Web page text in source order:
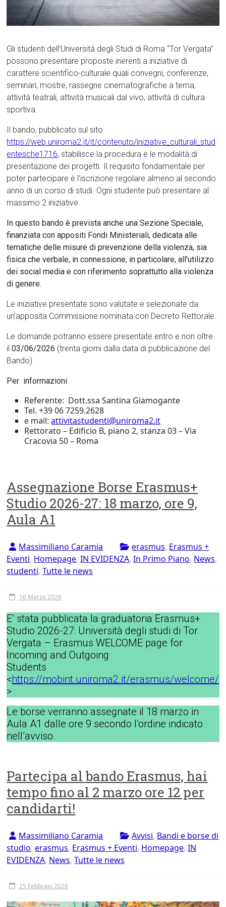
Gli studenti dell’Università degli Studi di Roma “Tor Vergata”
possono presentare proposte inerenti a iniziative di
carattere scientifico-culturale quali convegni, conferenze,
seminari, mostre, rassegne cinematografiche a tema,
attività teatrali, attività musicali dal vivo, attività di cultura
sportiva.
Il bando, pubblicato sul sito
https://web.uniroma2.it/it/contenuto/iniziative_culturali_stud
entesche1716, stabilisce la procedura e le modalità di
presentazione dei progetti. Il requisito fondamentale per
poter partecipare è l’iscrizione regolare almeno al secondo
anno di un corso di studi. Ogni studente può presentare al
massimo 2 iniziative.
In questo bando è prevista anche una Sezione Speciale,
finanziata con appositi Fondi Ministeriali, dedicata alle
tematiche delle misure di prevenzione della violenza, sia
fisica che verbale, in connessione, in particolare, all’utilizzo
dei social media e con riferimento soprattutto alla violenza
di genere.
Le iniziative presentate sono valutate e selezionate da
un’apposita Commissione nominata con Decreto Rettorale.
Le domande potranno essere presentate entro e non oltre
il03/06/2026 (trenta giorni dalla data di pubblicazione del
Bando)
Per informazioni
Referente: Dott.ssa Santina Giamogante
Tel. +39 06 7259.2628
e mail:attivitastudenti@uniroma2.it
Rettorato – Edificio B, piano 2, stanza 03 – Via
Cracovia 50 – Roma
Assegnazione Borse Erasmus+
Studio 2026-27: 18 marzo, ore 9,
Aula A1
Massimiliano Caramia erasmus, Erasmus +
Eventi, Homepage,IN EVIDENZA,In Primo Piano, News,
studenti,Tutte le news
16 Marzo 2026
E’ stata pubblicata la graduatoria Erasmus+
Studio 2026-27: Università degli studi di Tor
Vergata – Erasmus WELCOME page for
Incoming and Outgoing
Students
<https://mobint.uniroma2.it/erasmus/welcome/
>
Le borse verranno assegnate il 18 marzo in
Aula A1 dalle ore 9 secondo l’ordine indicato
nell’avviso.
Partecipa al bando Erasmus, hai
tempo fino al 2 marzo ore 12 per
candidarti!
Massimiliano Caramia Avvisi, Bandi e borse di
studio,erasmus, Erasmus + Eventi, Homepage,IN
EVIDENZA, News,Tutte le news
25 Febbraio 2026